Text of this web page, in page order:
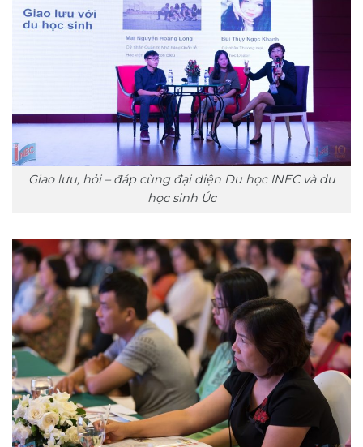
Giao lưu, hỏi – đáp cùng đại diện Du học INEC và du
học sinh Úc